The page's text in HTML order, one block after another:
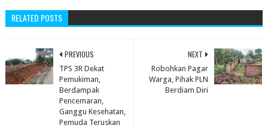
RELATED POSTS
NEXT
Robohkan Pagar
Warga, Pihak PLN
Berdiam Diri
PREVIOUS
TPS 3R Dekat
Pemukiman,
Berdampak
Pencemaran,
Ganggu Kesehatan,
Pemuda Teruskan